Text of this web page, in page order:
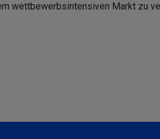
wettbewerbsintensiven Markt zu